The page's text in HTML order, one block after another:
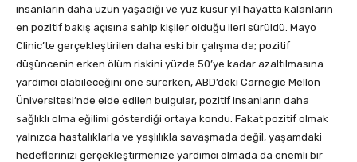
insanların daha uzun yaşadığı ve yüz küsur yıl hayatta kalanların
en pozitif bakış açısına sahip kişiler olduğu ileri sürüldü. Mayo
Clinic’te gerçekleştirilen daha eski bir çalışma da; pozitif
düşüncenin erken ölüm riskini yüzde 50’ye kadar azaltılmasına
yardımcı olabileceğini öne sürerken, ABD’deki Carnegie Mellon
Üniversitesi’nde elde edilen bulgular, pozitif insanların daha
sağlıklı olma eğilimi gösterdiği ortaya kondu. Fakat pozitif olmak
yalnızca hastalıklarla ve yaşlılıkla savaşmada değil, yaşamdaki
hedeflerinizi gerçekleştirmenize yardımcı olmada da önemli bir